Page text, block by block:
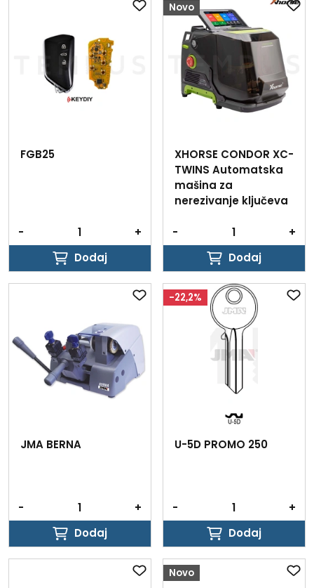
FGB25
-
+
Dodaj
Dodaj
Novo
XHORSE CONDOR XC-
TWINS Automatska
mašina za
nerezivanje ključeva
-
+
Dodaj
Dodaj
JMA BERNA
-
+
Dodaj
Dodaj
-22,2%
U-5D PROMO 250
-
+
Dodaj
Dodaj
Novo